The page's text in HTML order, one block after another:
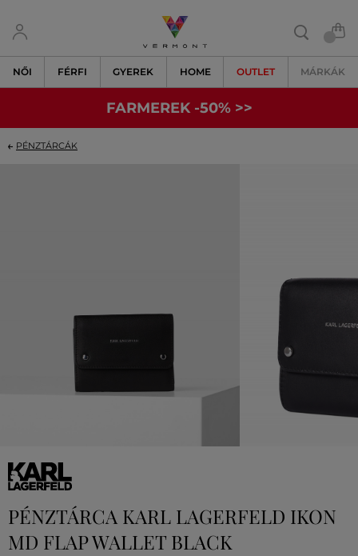
NŐI FÉRFI GYEREK HOME OUTLET MÁRKÁK
FARMEREK -50% >>
PÉNZTÁRCÁK
PÉNZTÁRCA KARL LAGERFELD IKON
MD FLAP WALLET BLACK